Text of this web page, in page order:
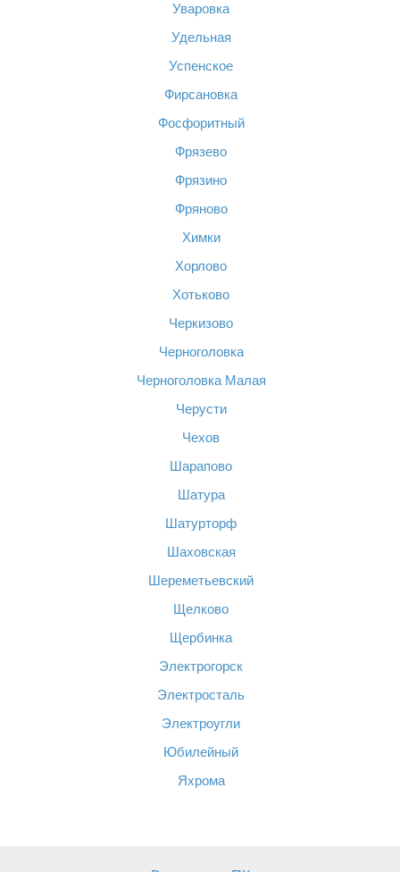
Уваровка
Удельная
Успенское
Фирсановка
Фосфоритный
Фрязево
Фрязино
Фряново
Химки
Хорлово
Хотьково
Черкизово
Черноголовка
Черноголовка Малая
Черусти
Чехов
Шарапово
Шатура
Шатурторф
Шаховская
Шереметьевский
Щелково
Щербинка
Электрогорск
Электросталь
Электроугли
Юбилейный
Яхрома